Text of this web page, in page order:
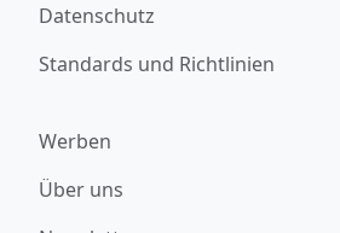
Datenschutz
Standards und Richtlinien
Werben
Über uns